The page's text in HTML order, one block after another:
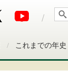
これまでの年史